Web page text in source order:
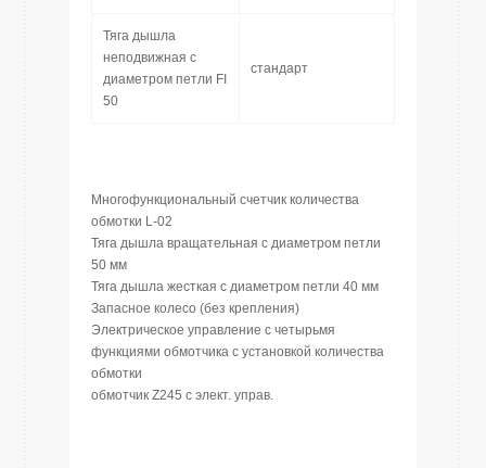
Тяга дышла
неподвижная с
диаметром петли FI
50
стандарт
Многофункциональный счетчик количества
обмотки L-02
Тяга дышла вращательная с диаметром петли
50 мм
Тяга дышла жесткая с диаметром петли 40 мм
Запасное колесо (без крепления)
Электрическое управление с четырьмя
функциями обмотчика с установкой количества
обмотки
обмотчик Z245 с элект. управ.